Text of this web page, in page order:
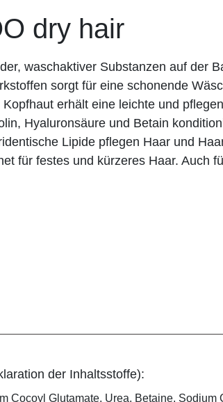
dry hair
waschaktiver Substanzen auf der
sorgt für eine schonende
erhält eine leichte und
Hyaluronsäure und Betain
Lipide pflegen Haar und
für festes und kürzeres Haar. Auch
der Inhaltsstoffe):
Cocoyl Glutamate, Urea, Betaine, Sodium